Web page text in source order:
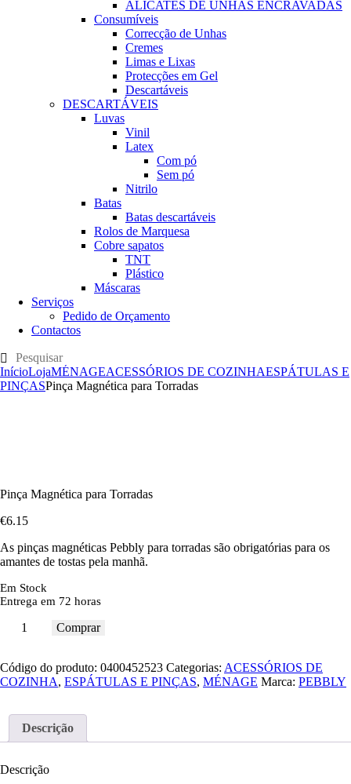
ALICATES DE UNHAS ENCRAVADAS
Consumíveis
Correcção de Unhas
Cremes
Limas e Lixas
Protecções em Gel
Descartáveis
DESCARTÁVEIS
Luvas
Vinil
Latex
Com pó
Sem pó
Nitrilo
Batas
Batas descartáveis
Rolos de Marquesa
Cobre sapatos
TNT
Plástico
Máscaras
Serviços
Pedido de Orçamento
Contactos
InícioLojaMÉNAGEACESSÓRIOS DE COZINHAESPÁTULAS E
PINÇASPinça Magnética para Torradas
Pinça Magnética para Torradas
€6.15
As pinças magnéticas Pebbly para torradas são obrigatórias para os
amantes de tostas pela manhã.
Em Stock
Entrega em 72 horas
Comprar
Código do produto: 0400452523 Categorias: ACESSÓRIOS DE
COZINHA, ESPÁTULAS E PINÇAS, MÉNAGE Marca: PEBBLY
Descrição
Descrição